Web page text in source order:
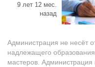
9 лет 12 мес.
назад
Администрация не несёт
надлежащего
мастеров. Администрация